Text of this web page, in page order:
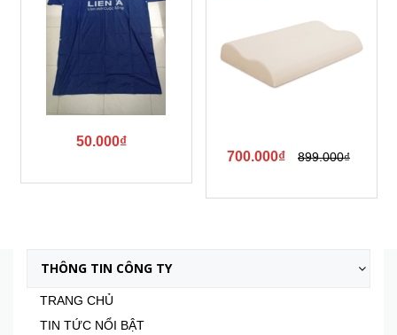
899.000₫
THÔNG TIN CÔNG TY
TRANG CHỦ
TIN TỨC NỔI BẬT